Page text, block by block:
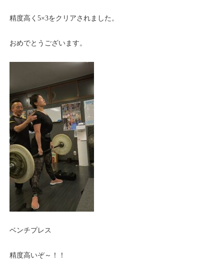
精度高く5×3をクリアされました。
おめでとうございます。
ベンチプレス
精度高いぞ～！！